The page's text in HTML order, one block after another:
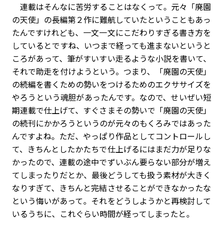
連載はそんなに苦労することはなくって。元々「廃園
の天使」の長編第２作に難航していたということもあっ
たんですけれども、一文一文にこだわりすぎる書き方を
しているとですね、いつまで経っても進まないというと
ころがあって、筆がすいすい走るような小説を書いて、
それで助走を付けようという。つまり、「廃園の天使」
の続編を書くための勢いをつけるためのエクササイズを
やろうという魂胆があったんです。なので、せいぜい短
期連載で仕上げて、すぐさまその勢いで「廃園の天使」
の続刊にかかろうというのが元々のもくろみではあった
んですよね。ただ、やっぱり作品としてコントロールし
て、きちんとしたかたちで仕上げるにはまだ力が足りな
かったので、連載の途中でずいぶん要らない部分が増え
てしまったりだとか、最後どうしても扱う素材が大きく
なりすぎて、きちんと完結させることができなかったな
という悔いがあって。それをどうしようかと再検討して
いるうちに、これぐらい時間が経ってしまったと。